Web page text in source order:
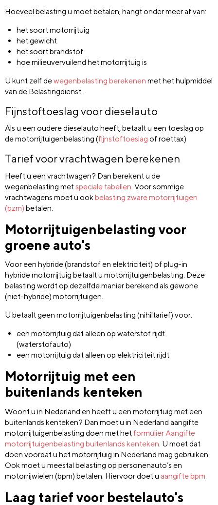
Hoeveel belasting u moet betalen, hangt onder meer af van:
het soort motorrijtuig
het gewicht
het soort brandstof
hoe milieuvervuilend het motorrijtuig is
U kunt zelf dewegenbelasting berekenen met het hulpmiddel
van de Belastingdienst.
Fijnstoftoeslag voor dieselauto
Als u een oudere dieselauto heeft, betaalt u een toeslag op
de motorrijtuigenbelasting (fijnstoftoeslag of roettax)
Tarief voor vrachtwagen berekenen
Heeft u een vrachtwagen? Dan berekent u de
wegenbelasting met speciale tabellen . Voor sommige
vrachtwagens moet u ook belasting zware motorrijtuigen
(bzm) betalen.
Motorrijtuigenbelasting voor
groene auto's
Voor een hybride (brandstof en elektriciteit) of plug-in
hybride motorrijtuig betaalt u motorrijtuigenbelasting. Deze
belasting wordt op dezelfde manier berekend als gewone
(niet-hybride) motorrijtuigen.
U betaalt geen motorrijtuigenbelasting (nihiltarief) voor:
een motorrijtuig dat alleen op waterstof rijdt
(waterstofauto)
een motorrijtuig dat alleen op elektriciteit rijdt
Motorrijtuig met een
buitenlands kenteken
Woont u in Nederland en heeft u een motorrijtuig met een
buitenlands kenteken? Dan moet u in Nederland aangifte
motorrijtuigenbelasting doen met het formulier Aangifte
motorrijtuigenbelasting buitenlands kenteken . U moet dat
doen voordat u het motorrijtuig in Nederland mag gebruiken.
Ook moet u meestal belasting op personenauto’s en
motorrijwielen (bpm) betalen. Hiervoor doet u aangifte bpm
Laag tarief voor bestelauto's